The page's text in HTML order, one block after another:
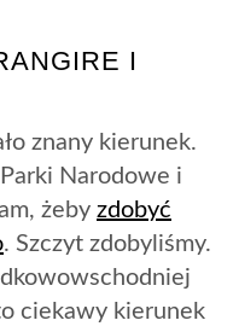
I
znany kierunek.
Narodowe i
żeby zdobyć
. Szczyt zdobyliśmy.
ciekawy kierunek